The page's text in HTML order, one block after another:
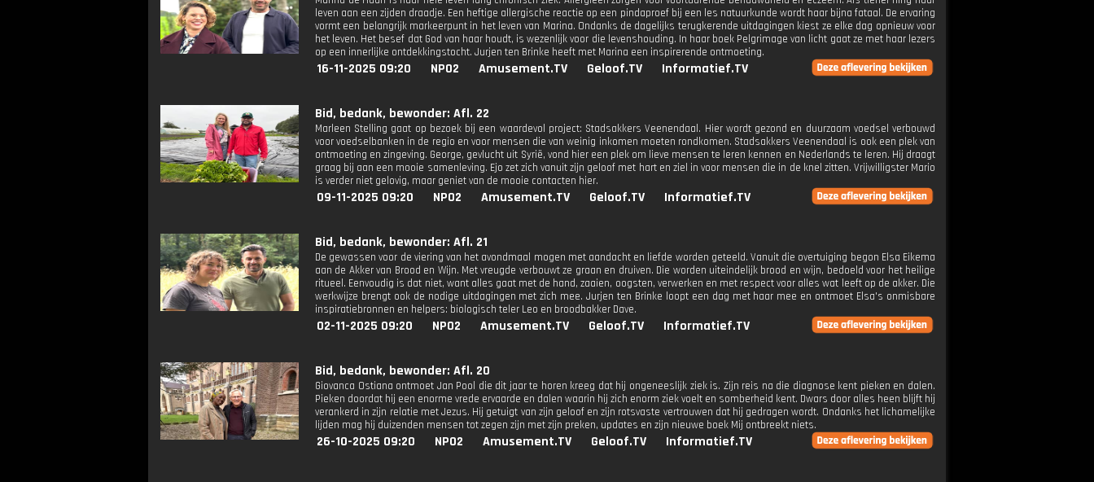
leven aan een zijden draadje. Een heftige allergische reactie op een pindaproef bij een les natuurkunde wordt haar bijna fataal. De ervaring
vormt een belangrijk markeerpunt in het leven van Marina. Ondanks de dagelijks terugkerende uitdagingen kiest ze elke dag opnieuw voor
het leven. Het besef dat God van haar houdt, is wezenlijk voor die levenshouding. In haar boek Pelgrimage van licht gaat ze met haar lezers
op een innerlijke ontdekkingstocht. Jurjen ten Brinke heeft met Marina een inspirerende ontmoeting.
16-11-2025 09:20 NPO2 Amusement.TV Geloof.TV Informatief.TV
Bid, bedank, bewonder: Afl. 22
Marleen Stelling gaat op bezoek bij een waardevol project: Stadsakkers Veenendaal. Hier wordt gezond en duurzaam voedsel verbouwd
voor voedselbanken in de regio en voor mensen die van weinig inkomen moeten rondkomen. Stadsakkers Veenendaal is ook een plek van
ontmoeting en zingeving. George, gevlucht uit Syrië, vond hier een plek om lieve mensen te leren kennen en Nederlands te leren. Hij draagt
graag bij aan een mooie samenleving. Ejo zet zich vanuit zijn geloof met hart en ziel in voor mensen die in de knel zitten. Vrijwilligster Mario
is verder niet gelovig, maar geniet van de mooie contacten hier.
09-11-2025 09:20 NPO2 Amusement.TV Geloof.TV Informatief.TV
Bid, bedank, bewonder: Afl. 21
De gewassen voor de viering van het avondmaal mogen met aandacht en liefde worden geteeld. Vanuit die overtuiging begon Elsa Eikema
aan de Akker van Brood en Wijn. Met vreugde verbouwt ze graan en druiven. Die worden uiteindelijk brood en wijn, bedoeld voor het heilige
ritueel. Eenvoudig is dat niet, want alles gaat met de hand, zaaien, oogsten, verwerken en met respect voor alles wat leeft op de akker. Die
werkwijze brengt ook de nodige uitdagingen met zich mee. Jurjen ten Brinke loopt een dag met haar mee en ontmoet Elsa's onmisbare
inspiratiebronnen en helpers: biologisch teler Leo en broodbakker Dave.
02-11-2025 09:20 NPO2 Amusement.TV Geloof.TV Informatief.TV
Bid, bedank, bewonder: Afl. 20
Giovanca Ostiana ontmoet Jan Pool die dit jaar te horen kreeg dat hij ongeneeslijk ziek is. Zijn reis na die diagnose kent pieken en dalen.
Pieken doordat hij een enorme vrede ervaarde en dalen waarin hij zich enorm ziek voelt en somberheid kent. Dwars door alles heen blijft hij
verankerd in zijn relatie met Jezus. Hij getuigt van zijn geloof en zijn rotsvaste vertrouwen dat hij gedragen wordt. Ondanks het lichamelijke
lijden mag hij duizenden mensen tot zegen zijn met zijn preken, updates en zijn nieuwe boek Mij ontbreekt niets.
26-10-2025 09:20 NPO2 Amusement.TV Geloof.TV Informatief.TV